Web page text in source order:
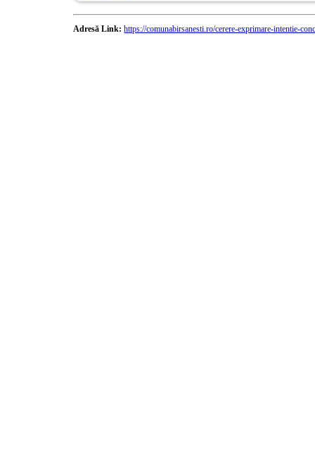
Adresă Link: https://comunabirsanesti.ro/cerere-exprimare-intentie-